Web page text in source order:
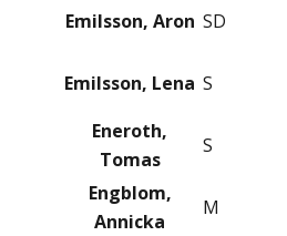
Emilsson, Aron SD
Emilsson, Lena S
Eneroth,
Tomas
S
Engblom,
Annicka
M